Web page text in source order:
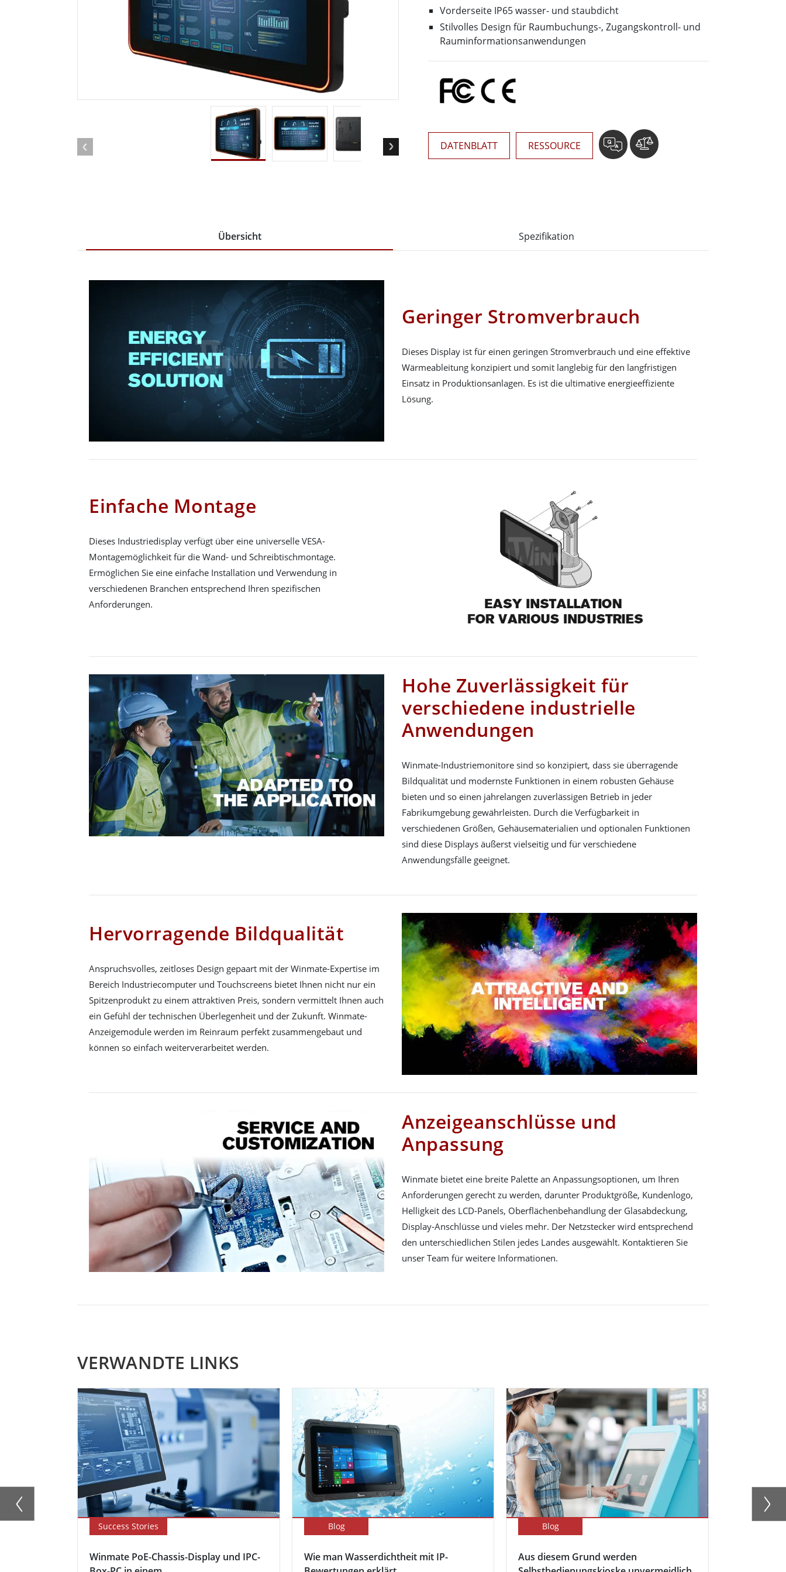
Android Fahrzeugmontierte Computer
Tablet für Fahrzeugmontierte
Funk-Gateway
Panel-PCs für das Gesundheitswesen
Robuster Roboter- Öl und Gas, ATEX-Klasse
Robustes Tablet in ATEX-Qualität
Robuster ATEX-Handheld
KI-Computer
Edge-KI-Mobilität
Edge AI Panel-PCs
Edge-KI-Computing
Edelstahlqualität
Edelstahl-Panel-PCs
Vorderseite IP65 wasser- und staubdicht
Stilvolles Design für Raumbuchungs-, Zugangskontroll- und
Rauminformationsanwendungen
DATENBLATT RESSOURCE
Übersicht Spezifikation
Geringer Stromverbrauch
Dieses Display ist für einen geringen Stromverbrauch und eine effektive
Wärmeableitung konzipiert und somit langlebig für den langfristigen
Einsatz in Produktionsanlagen. Es ist die ultimative energieeffiziente
Lösung.
Einfache Montage
Dieses Industriedisplay verfügt über eine universelle VESA-
Montagemöglichkeit für die Wand- und Schreibtischmontage.
Ermöglichen Sie eine einfache Installation und Verwendung in
verschiedenen Branchen entsprechend Ihren spezifischen
Anforderungen.
Hohe Zuverlässigkeit für
verschiedene industrielle
Anwendungen
Winmate-Industriemonitore sind so konzipiert, dass sie überragende
Bildqualität und modernste Funktionen in einem robusten Gehäuse
bieten und so einen jahrelangen zuverlässigen Betrieb in jeder
Fabrikumgebung gewährleisten. Durch die Verfügbarkeit in
verschiedenen Größen, Gehäusematerialien und optionalen Funktionen
sind diese Displays äußerst vielseitig und für verschiedene
Anwendungsfälle geeignet.
Hervorragende Bildqualität
Anspruchsvolles, zeitloses Design gepaart mit der Winmate-Expertise im
Bereich Industriecomputer und Touchscreens bietet Ihnen nicht nur ein
Spitzenprodukt zu einem attraktiven Preis, sondern vermittelt Ihnen auch
ein Gefühl der technischen Überlegenheit und der Zukunft. Winmate-
Anzeigemodule werden im Reinraum perfekt zusammengebaut und
können so einfach weiterverarbeitet werden.
Anzeigeanschlüsse und
Anpassung
Winmate bietet eine breite Palette an Anpassungsoptionen, um Ihren
Anforderungen gerecht zu werden, darunter Produktgröße, Kundenlogo,
Helligkeit des LCD-Panels, Oberflächenbehandlung der Glasabdeckung,
Display-Anschlüsse und vieles mehr. Der Netzstecker wird entsprechend
den unterschiedlichen Stilen jedes Landes ausgewählt. Kontaktieren Sie
unser Team für weitere Informationen.
VERWANDTE LINKS
Success Stories
Winmate PoE-Chassis-Display und IPC-
Blog
Wie man Wasserdichtheit mit IP-
Blog
Aus diesem Grund werden